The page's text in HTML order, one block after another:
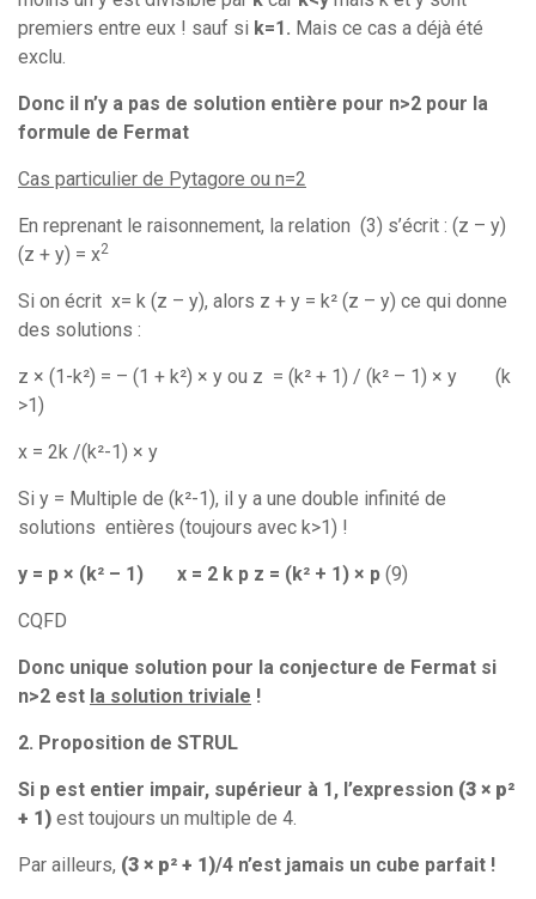
premiers entre eux ! sauf si k=1. Mais ce cas a déjà été
exclu.
Donc il n’y a pas de solution entière pour n>2 pour la
formule de Fermat
Cas particulier de Pytagore ou n=2
En reprenant le raisonnement, la relation (3) s’écrit : (z – y)
(z + y) = x2
Si on écrit x= k (z – y), alors z + y = k² (z – y) ce qui donne
des solutions :
z × (1-k²) = – (1 + k²) × y ou z = (k² + 1) / (k² – 1) × y (k
>1)
x = 2k /(k²-1) × y
Si y = Multiple de (k²-1), il y a une double infinité de
solutions entières (toujours avec k>1) !
y = p × (k² – 1) x = 2 k p z = (k² + 1) × p (9)
CQFD
Donc unique solution pour la conjecture de Fermat si
n>2 est la solution triviale !
2. Proposition de STRUL
Si p est entier impair, supérieur à 1, l’expression (3 × p²
+ 1) est toujours un multiple de 4.
Par ailleurs, (3 × p² + 1)/4 n’est jamais un cube parfait !